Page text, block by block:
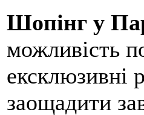
Шопінг у
можливість
ексклюзивні
заощадити